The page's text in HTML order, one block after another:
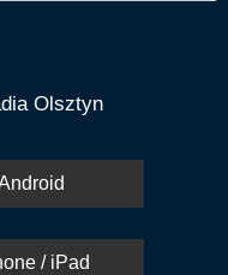
Olsztyn
/ iPad